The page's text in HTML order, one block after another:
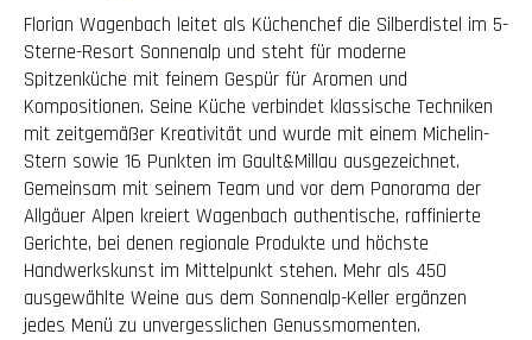
Florian Wagenbach leitet als Küchenchef die Silberdistel im 5-
Sterne-Resort Sonnenalp und steht für moderne
Spitzenküche mit feinem Gespür für Aromen und
Kompositionen. Seine Küche verbindet klassische Techniken
mit zeitgemäßer Kreativität und wurde mit einem Michelin-
Stern sowie 16 Punkten im Gault&Millau ausgezeichnet.
Gemeinsam mit seinem Team und vor dem Panorama der
Allgäuer Alpen kreiert Wagenbach authentische, raffinierte
Gerichte, bei denen regionale Produkte und höchste
Handwerkskunst im Mittelpunkt stehen. Mehr als 450
ausgewählte Weine aus dem Sonnenalp-Keller ergänzen
jedes Menü zu unvergesslichen Genussmomenten.